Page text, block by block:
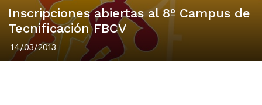
Inscripciones abiertas al 8º Campus de
Tecnificación FBCV
14/03/2013